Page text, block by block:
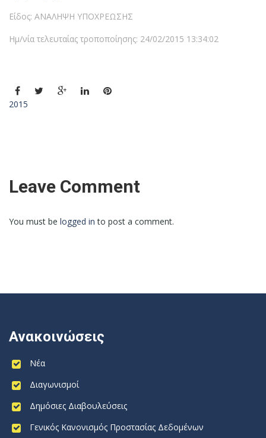
Είδος: ΑΝΑΛΗΨΗ ΥΠΟΧΡΕΩΣΗΣ
Ημ/νία τελευταίας τροποποίησης: 24/02/2015 13:34:02
2015
Leave Comment
You must be logged in to post a comment.
Ανακοινώσεις
Νέα
Διαγωνισμοί
Δημόσιες Διαβουλεύσεις
Γενικός Κανονισμός Προστασίας Δεδομένων